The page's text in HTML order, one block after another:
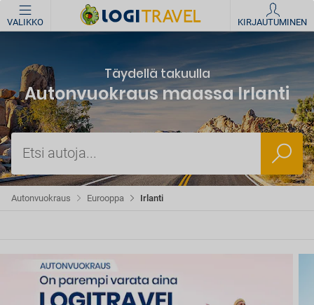
VALIKKO KIRJAUTUMINEN
Täydellä takuulla
Autonvuokraus maassa Irlanti
Etsi autoja...
Irlanti
Eurooppa
Autonvuokraus